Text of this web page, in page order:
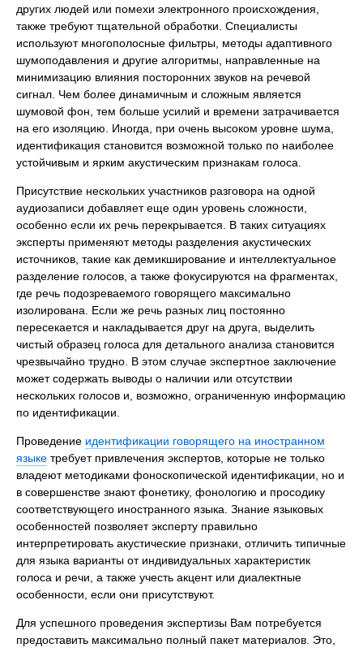
других людей или помехи электронного происхождения,
также требуют тщательной обработки. Специалисты
используют многополосные фильтры, методы адаптивного
шумоподавления и другие алгоритмы, направленные на
минимизацию влияния посторонних звуков на речевой
сигнал. Чем более динамичным и сложным является
шумовой фон, тем больше усилий и времени затрачивается
на его изоляцию. Иногда, при очень высоком уровне шума,
идентификация становится возможной только по наиболее
устойчивым и ярким акустическим признакам голоса.
Присутствие нескольких участников разговора на одной
аудиозаписи добавляет еще один уровень сложности,
особенно если их речь перекрывается. В таких ситуациях
эксперты применяют методы разделения акустических
источников, такие как демикширование и интеллектуальное
разделение голосов, а также фокусируются на фрагментах,
где речь подозреваемого говорящего максимально
изолирована. Если же речь разных лиц постоянно
пересекается и накладывается друг на друга, выделить
чистый образец голоса для детального анализа становится
чрезвычайно трудно. В этом случае экспертное заключение
может содержать выводы о наличии или отсутствии
нескольких голосов и, возможно, ограниченную информацию
по идентификации.
Проведение идентификации говорящего на иностранном
языке требует привлечения экспертов, которые не только
владеют методиками фоноскопической идентификации, но и
в совершенстве знают фонетику, фонологию и просодику
соответствующего иностранного языка. Знание языковых
особенностей позволяет эксперту правильно
интерпретировать акустические признаки, отличить типичные
для языка варианты от индивидуальных характеристик
голоса и речи, а также учесть акцент или диалектные
особенности, если они присутствуют.
Для успешного проведения экспертизы Вам потребуется
предоставить максимально полный пакет материалов. Это,